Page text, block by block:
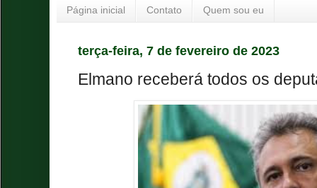
Página inicial Contato Quem sou eu
terça-feira, 7 de fevereiro de 2023
Elmano receberá todos os